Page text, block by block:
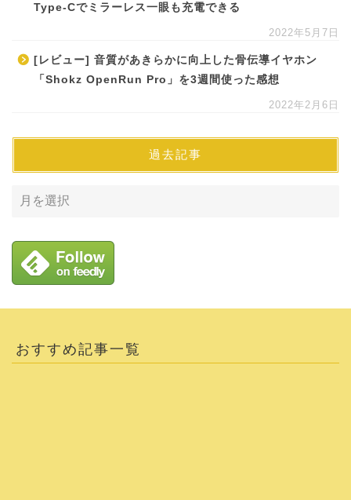
Type-Cでミラーレス一眼も充電できる
2022年5月7日
[レビュー] 音質があきらかに向上した骨伝導イヤホン
「Shokz OpenRun Pro」を3週間使った感想
2022年2月6日
過去記事
おすすめ記事一覧